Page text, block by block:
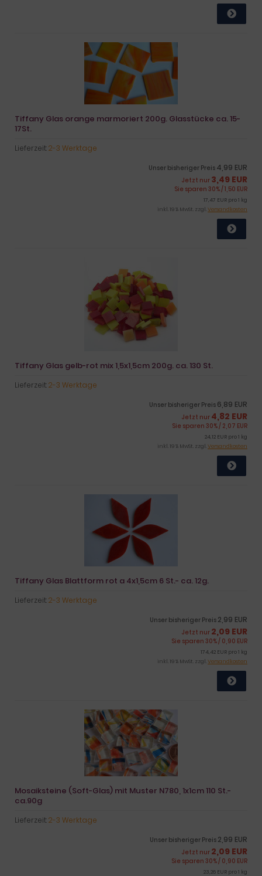
Tiffany Glas orange marmoriert 200g. Glasstücke ca. 15-
17St.
Lieferzeit:2-3 Werktage
Unser bisheriger Preis 4,99 EUR
Jetzt nur 3,49 EUR
Sie sparen 30% / 1,50 EUR
17,47 EUR pro 1 kg
inkl. 19 % MwSt. zzgl.Versandkosten
Tiffany Glas gelb-rot mix 1,5x1,5cm 200g. ca. 130 St.
Lieferzeit:2-3 Werktage
Unser bisheriger Preis 6,89 EUR
Jetzt nur 4,82 EUR
Sie sparen 30% / 2,07 EUR
24,12 EUR pro 1 kg
inkl. 19 % MwSt. zzgl.Versandkosten
Tiffany Glas Blattform rot a 4x1,5cm 6 St.- ca. 12g.
Lieferzeit:2-3 Werktage
Unser bisheriger Preis 2,99 EUR
Jetzt nur 2,09 EUR
Sie sparen 30% / 0,90 EUR
174,42 EUR pro 1 kg
inkl. 19 % MwSt. zzgl.Versandkosten
Mosaiksteine (Soft-Glas) mit Muster N780, 1x1cm 110 St.-
ca.90g
Lieferzeit:2-3 Werktage
Unser bisheriger Preis 2,99 EUR
Jetzt nur 2,09 EUR
Sie sparen 30% / 0,90 EUR
23,26 EUR pro 1 kg